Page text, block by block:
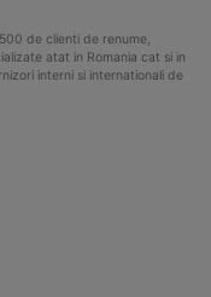
de clienti de renume,
atat in Romania cat si in
interni si internationali de